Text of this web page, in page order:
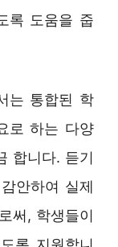
록 도움을 줍
는 통합된 학
로 하는 다양
합니다. 듣기
안하여 실제
써, 학생들이